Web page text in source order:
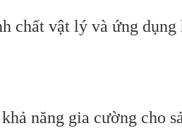
chất vật lý và ứng
năng gia cường cho